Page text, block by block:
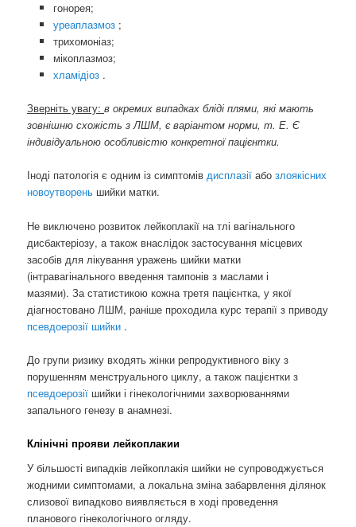
гонорея;
уреаплазмоз ;
трихомоніаз;
мікоплазмоз;
хламідіоз .
Зверніть увагу:в окремих випадках бліді плями, які мають
зовнішню схожість з ЛШМ, є варіантом норми, т. Е. Є
індивідуальною особливістю конкретної пацієнтки.
Іноді патологія є одним із симптомівдисплазіїабозлоякісних
новоутворень шийки матки.
Не виключено розвиток лейкоплакії на тлі вагінального
дисбактеріозу, а також внаслідок застосування місцевих
засобів для лікування уражень шийки матки
(інтравагінального введення тампонів з маслами і
мазями). За статистикою кожна третя пацієнтка, у якої
діагностовано ЛШМ, раніше проходила курс терапії з приводу
псевдоерозії шийки .
До групи ризику входять жінки репродуктивного віку з
порушенням менструального циклу, а також пацієнтки з
псевдоерозії шийки і гінекологічними захворюваннями
запального генезу в анамнезі.
Клінічні прояви лейкоплакии
У більшості випадків лейкоплакія шийки не супроводжується
жодними симптомами, а локальна зміна забарвлення ділянок
слизової випадково виявляється в ході проведення
планового гінекологічного огляду.